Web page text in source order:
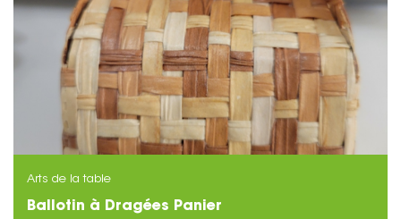
Arts de la table
Ballotin à Dragées Panier